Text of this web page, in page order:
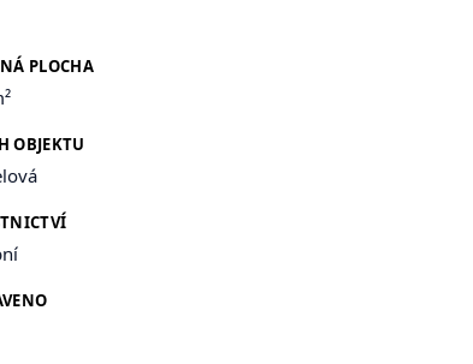
PLOCHA
OBJEKTU